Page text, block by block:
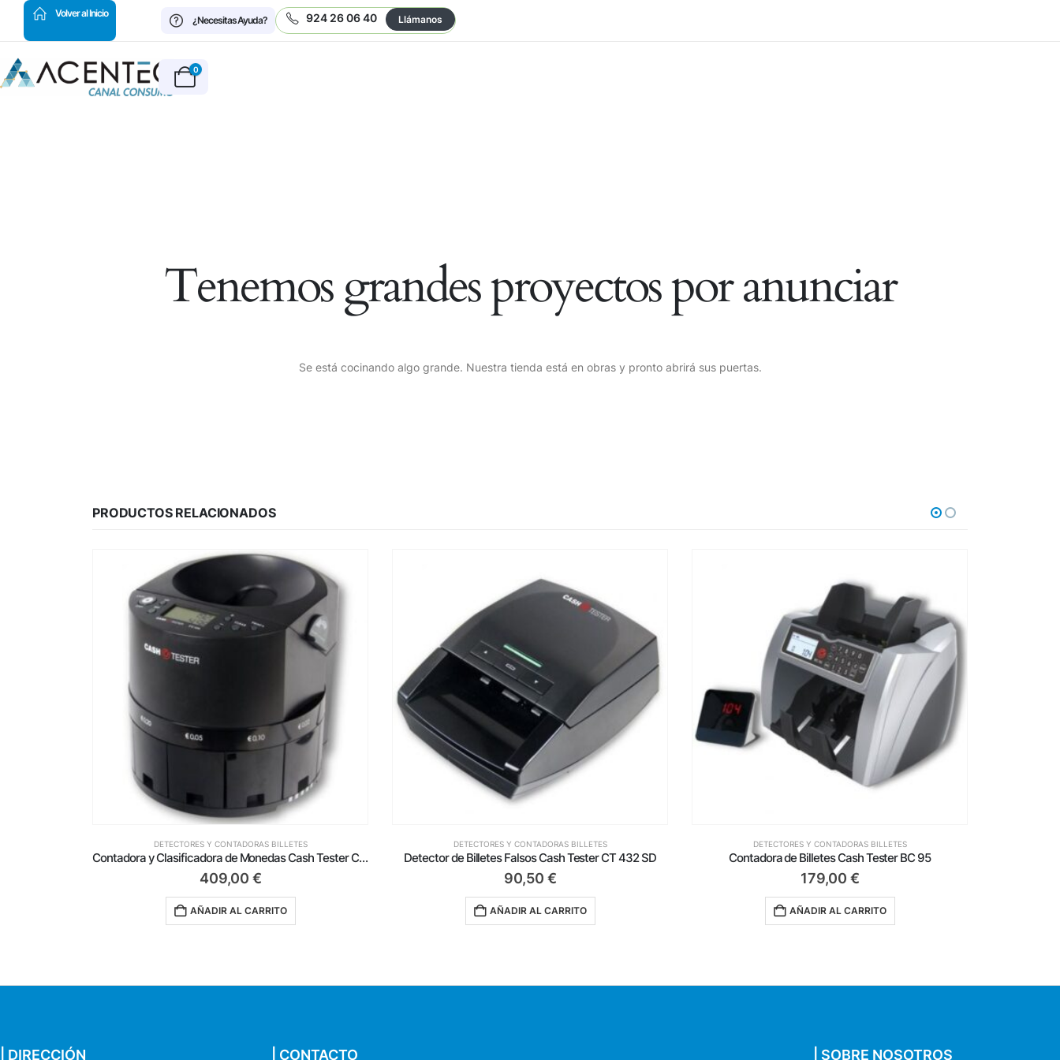
Volver al Inicio
¿Necesitas Ayuda?
924 26 06 40 Llámanos
0
Tenemos grandes proyectos por anunciar
Se está cocinando algo grande. Nuestra tienda está en obras y pronto abrirá sus puertas.
PRODUCTOS RELACIONADOS
DETECTORES Y CONTADORAS BILLETES
Detector de Billetes Falsos Cash Tester CT 432 SD
90,50€
AÑADIR AL CARRITO
DETECTORES Y CONTADORAS BILLETES
Contadora de Billetes Cash Tester BC 95
179,00€
AÑADIR AL CARRITO
DETECTORES Y CONTADORAS BILLETES
Contadora de Billetes y Monedas Cash Tester CP 180
195,00 €
AÑADIR AL CARRITO
| DIRECCIÓN | CONTACTO | SOBRE NOSOTROS